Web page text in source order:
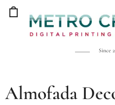
Since
Almofada